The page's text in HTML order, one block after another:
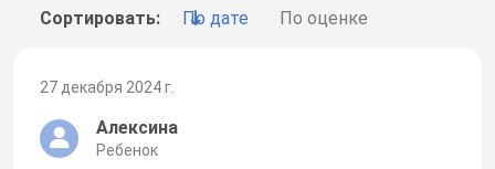
Сортировать: По дате По оценке
27 декабря 2024 г.
Алексина
Ребенок